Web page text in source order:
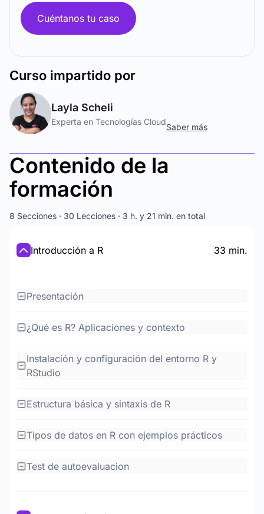
Cuéntanos tu caso
Curso impartido por
Layla Scheli
Experta en Tecnologías Cloud
Saber más
Contenido de la
formación
8 Secciones · 30 Lecciones · 3 h. y 21 min. en total
Introducción a R 33 min.
Presentación
¿Qué es R? Aplicaciones y contexto
Instalación y configuración del entorno R y
RStudio
Estructura básica y sintaxis de R
Tipos de datos en R con ejemplos prácticos
Test de autoevaluacion